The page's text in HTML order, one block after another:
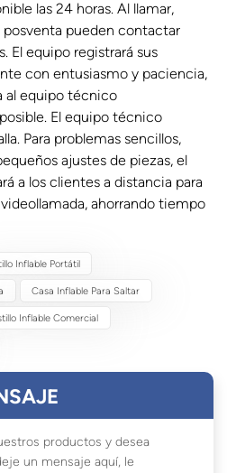
las 24 horas. Al llamar,
pueden contactar
El equipo registrará sus
con entusiasmo y paciencia,
al equipo técnico
El equipo técnico
Para problemas sencillos,
ajustes de piezas, el
a los clientes a distancia para
ahorrando tiempo
Inflable Portátil
Casa Inflable Para Saltar
Inflable Comercial
productos y desea
un mensaje aquí, le